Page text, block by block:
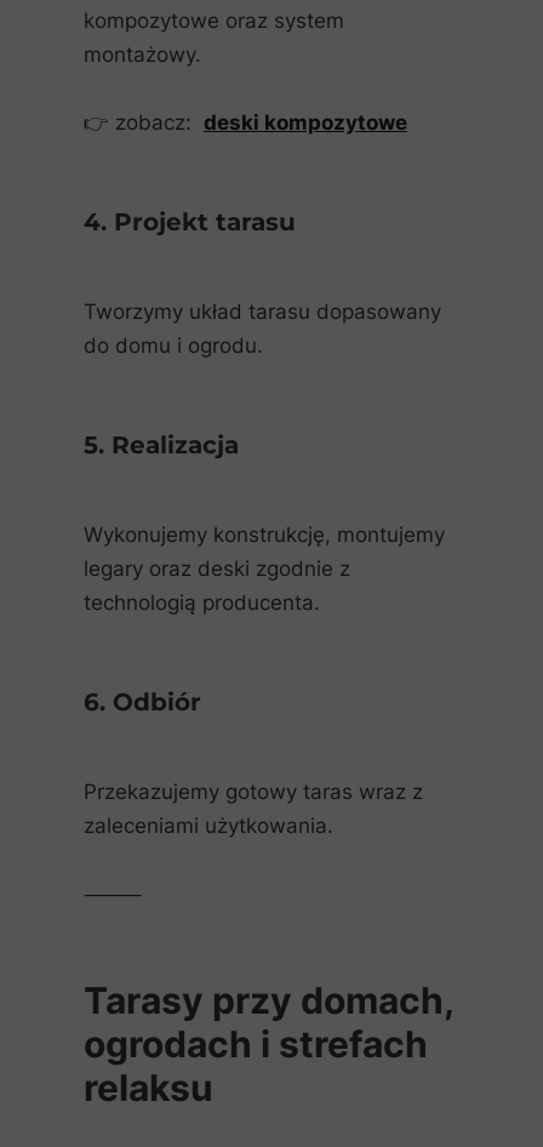
kompozytowe oraz system
montażowy.
👉 zobacz: deski kompozytowe
4. Projekt tarasu
Tworzymy układ tarasu dopasowany
do domu i ogrodu.
5. Realizacja
Wykonujemy konstrukcję, montujemy
legary oraz deski zgodnie z
technologią producenta.
6. Odbiór
Przekazujemy gotowy taras wraz z
zaleceniami użytkowania.
⸻
Tarasy przy domach,
ogrodach i strefach
relaksu